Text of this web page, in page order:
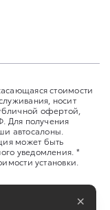
стоимости
носит
офертой,
Для получения
автосалоны.
может быть
уведомления. *
установки.
×